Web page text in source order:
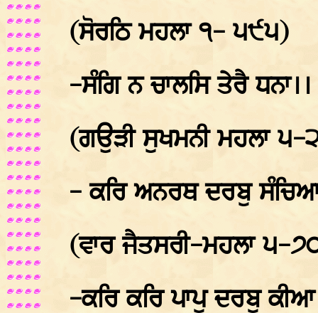
(ਸੋਰਠਿ ਮਹਲਾ ੧- ੫੯੫)
-ਸੰਗਿ ਨ ਚਾਲਸਿ ਤੇਰੈ
(ਗਉੜੀ ਸੁਖਮਨੀ ਮਹਲਾ
- ਕਰਿ ਅਨਰਥ ਦਰਬੁ ਸੰਚਿਆ
(ਵਾਰ ਜੈਤਸਰੀ-ਮਹਲਾ ੫-
-ਕਰਿ ਕਰਿ ਪਾਪੁ ਦਰਬੁ